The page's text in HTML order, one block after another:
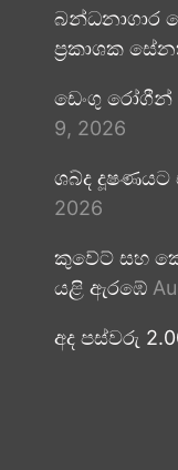
බන්ධනාගාර
ප්‍රකාශක
ඩෙංගු රෝගීන්
9, 2026
ශබ්ද දූෂණයට
2026
කුවේට් සහ
යළි ඇරඹේ
අද පස්වරු